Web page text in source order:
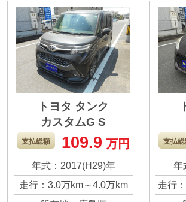
トヨタ タンク
カスタムG S
1000ccでお勧めされ
購入した車です。 言
われたように軽四よ
り広く走りも良く使
支払総額 109.9 万円
年式：2017(H29)年
走行：3.0万km～4.0万km
燃
を
に
と
支払
年
走行